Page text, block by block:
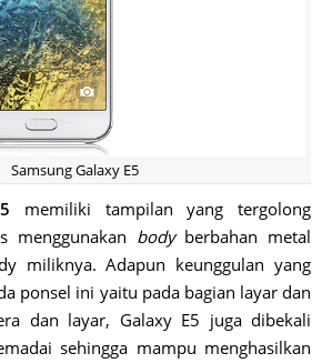
Samsung Galaxy E5
memiliki tampilan yang tergolong
menggunakan bodyberbahan metal
miliknya. Adapun keunggulan yang
ponsel ini yaitu pada bagian layar dan
dan layar, Galaxy E5 juga dibekali
sehingga mampu menghasilkan